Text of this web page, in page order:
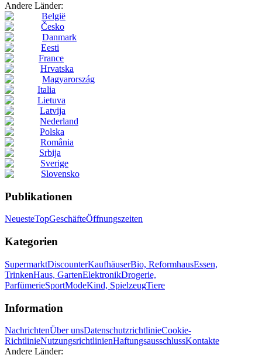
Andere Länder:
België
Česko
Danmark
Eesti
France
Hrvatska
Magyarország
Italia
Lietuva
Latvija
Nederland
Polska
România
Srbija
Sverige
Slovensko
Publikationen
NeuesteTopGeschäfteÖffnungszeiten
Kategorien
SupermarktDiscounterKaufhäuserBio, ReformhausEssen,
TrinkenHaus, GartenElektronikDrogerie,
ParfümerieSportModeKind, SpielzeugTiere
Information
NachrichtenÜber unsDatenschutzrichtlinieCookie-
RichtlinieNutzungsrichtlinienHaftungsausschlussKontakte
Andere Länder: